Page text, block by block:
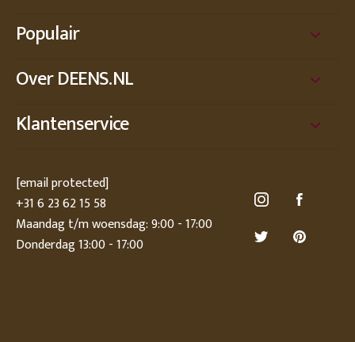
Populair
Over DEENS.NL
Klantenservice
[email protected]
+31 6 23 62 15 58
Maandag t/m woensdag: 9:00 - 17:00
Donderdag 13:00 - 17:00